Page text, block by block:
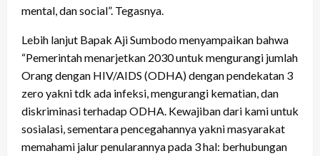
mental, dan social”. Tegasnya.
Lebih lanjut Bapak Aji Sumbodo menyampaikan bahwa
“Pemerintah menarjetkan 2030 untuk mengurangi jumlah
Orang dengan HIV/AIDS (ODHA) dengan pendekatan 3
zero yakni tdk ada infeksi, mengurangi kematian, dan
diskriminasi terhadap ODHA. Kewajiban dari kami untuk
sosialasi, sementara pencegahannya yakni masyarakat
memahami jalur penularannya pada 3 hal: berhubungan